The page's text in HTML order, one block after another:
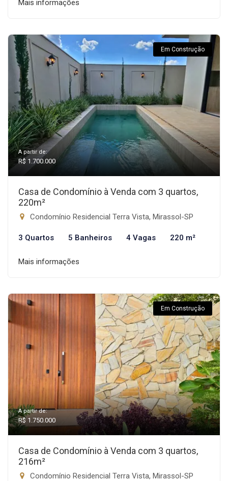
Mais informações
Em Construção
A partir de:
R$ 1.700.000
Casa de Condomínio à Venda com 3 quartos,
220m²
Condomínio Residencial Terra Vista, Mirassol-SP
3 Quartos 5 Banheiros 4 Vagas 220 m²
Mais informações
Em Construção
A partir de:
R$ 1.750.000
Casa de Condomínio à Venda com 3 quartos,
216m²
Condomínio Residencial Terra Vista, Mirassol-SP